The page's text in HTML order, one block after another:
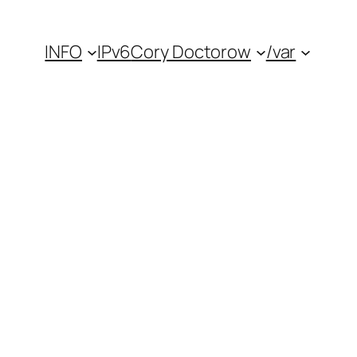
INFO IPv6Cory Doctorow /var